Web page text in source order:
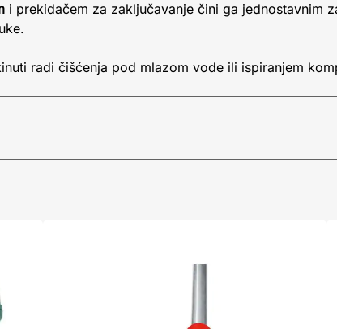
i prekidačem za zaključavanje čini ga jednostavnim
radi čišćenja pod mlazom vode ili ispiranjem